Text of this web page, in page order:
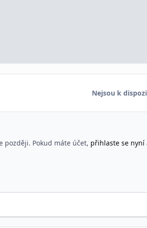
Nejsou k
později. Pokud máte účet, přihlaste se nyní